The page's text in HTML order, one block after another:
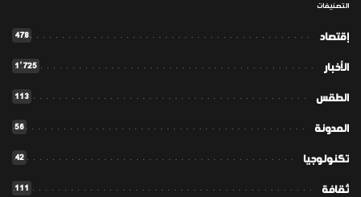
التصنيفات
إقتصاد 478
الأخبار 1٬725
الطقس 113
المدونة 56
تكنولوجيا 42
ثقافة 111